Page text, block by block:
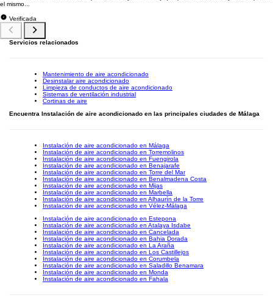
el mismo...
Verificada
Servicios relacionados
Mantenimiento de aire acondicionado
Desinstalar aire acondicionado
Limpieza de conductos de aire acondicionado
Sistemas de ventilación industrial
Cortinas de aire
Encuentra Instalación de aire acondicionado en las principales ciudades de Málaga
Instalación de aire acondicionado en Málaga
Instalación de aire acondicionado en Torremolinos
Instalación de aire acondicionado en Fuengirola
Instalación de aire acondicionado en Benajarafe
Instalación de aire acondicionado en Torre del Mar
Instalación de aire acondicionado en Benalmadena Costa
Instalación de aire acondicionado en Mijas
Instalación de aire acondicionado en Marbella
Instalación de aire acondicionado en Alhaurín de la Torre
Instalación de aire acondicionado en Vélez-Málaga
Instalación de aire acondicionado en Estepona
Instalación de aire acondicionado en Atalaya Isdabe
Instalación de aire acondicionado en Cancelada
Instalación de aire acondicionado en Bahia Dorada
Instalación de aire acondicionado en La Araña
Instalación de aire acondicionado en Los Castillejos
Instalación de aire acondicionado en Corumbela
Instalación de aire acondicionado en Saladillo Benamara
Instalación de aire acondicionado en Monda
Instalación de aire acondicionado en Fahala